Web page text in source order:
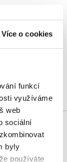
Více o cookies
funkcí
využíváme
web
sociální
byly
používáte